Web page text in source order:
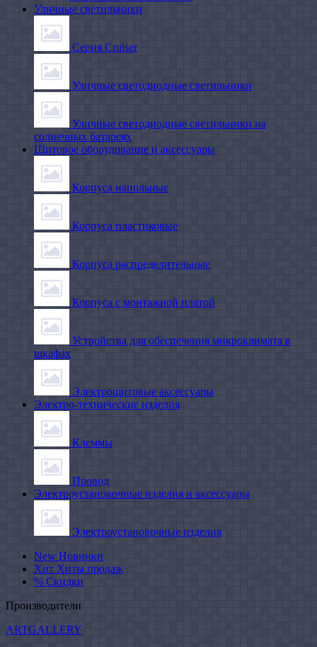
Уличные светильники
Серия Cruiser
Уличные светодиодные светильники
Уличные светодиодные светильники на
солнечных батареях
Щитовое оборудование и аксессуары
Корпуса напольные
Корпуса пластиковые
Корпуса распределительные
Корпуса с монтажной платой
Устройства для обеспечения микроклимата в
шкафах
Электрощитовые аксессуары
Электро-технические изделия
Клеммы
Провод
Электроустановочные изделия и аксессуары
Электроустановочные изделия
New Новинки
Хит Хиты продаж
% Скидки
Производители
ARTGALLERY